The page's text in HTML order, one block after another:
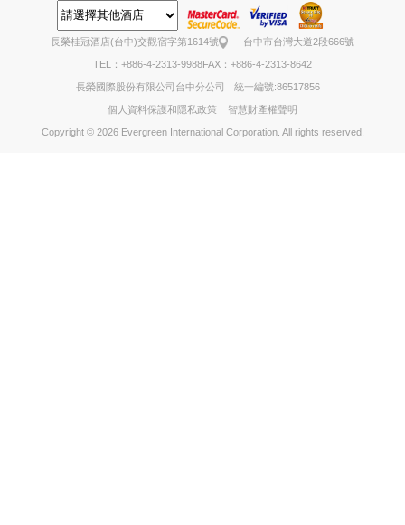
長榮桂冠酒店(台中)交觀宿字第1614號 台中市台灣大道2段666號
TEL：+886-4-2313-9988FAX：+886-4-2313-8642
長榮國際股份有限公司台中分公司 統一編號:86517856
個人資料保護和隱私政策 智慧財產權聲明
Copyright © 2026 Evergreen International Corporation. All rights reserved.